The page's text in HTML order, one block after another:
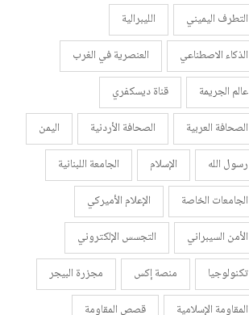
التطرف اليميني
الليبرالية
الذكاء الاصطناعي
العنصرية في الغرب
عالم الجريمة
قناة ديسكفري
الصحافة العربية
الصحافة الأردنية
اليمن
رسول الله
الإسلام
الجامعة اللبنانية
الجامعات الخاصة
الإعلام الأميركي
الأمن السيبراني
التجسس الإلكتروني
تكنولوجيا
منصة إكس
مجزرة البيجر
المقاومة الإسلامية
قصص المقاومة